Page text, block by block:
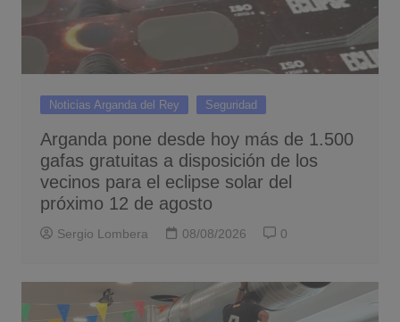
Noticias Arganda del Rey Seguridad
Arganda pone desde hoy más de 1.500
gafas gratuitas a disposición de los
vecinos para el eclipse solar del
próximo 12 de agosto
Sergio Lombera 08/08/2026 0